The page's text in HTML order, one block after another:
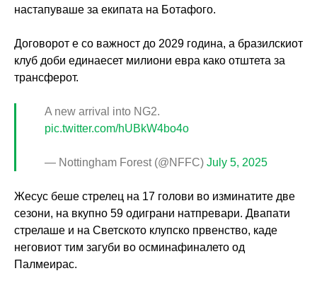
настапуваше за екипата на Ботафого.
Договорот е со важност до 2029 година, а бразилскиот
клуб доби единаесет милиони евра како отштета за
трансферот.
A new arrival into NG2.
pic.twitter.com/hUBkW4bo4o
— Nottingham Forest (@NFFC) July 5, 2025
Жесус беше стрелец на 17 голови во изминатите две
сезони, на вкупно 59 одиграни натпревари. Двапати
стрелаше и на Светското клупско првенство, каде
неговиот тим загуби во осминафиналето од
Палмеирас.